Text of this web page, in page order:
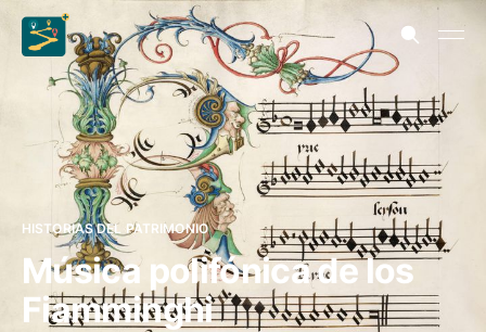
HISTORIAS DEL PATRIMONIO
Música polifónica de los
Fiamminghi